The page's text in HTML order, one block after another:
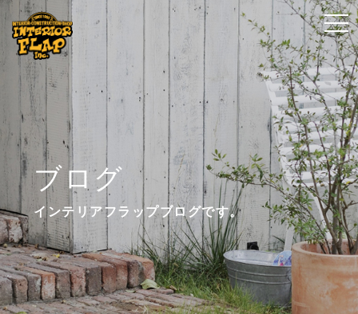
ブログ
インテリアフラップブログです。
t
o
g
g
l
e
n
a
v
i
g
a
t
t
o
g
g
l
e
n
a
v
i
g
a
t